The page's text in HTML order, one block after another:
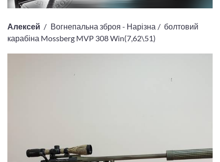
Алексей Вогнепальна зброя - Нарізна
болтовий
карабіна Mossberg MVP 308 Win(7,62\51)